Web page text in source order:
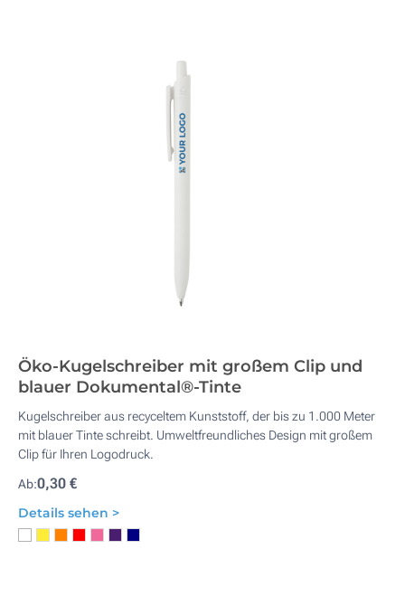
Öko-Kugelschreiber mit großem Clip und
blauer Dokumental®-Tinte
Kugelschreiber aus recyceltem Kunststoff, der bis zu 1.000 Meter
mit blauer Tinte schreibt. Umweltfreundliches Design mit großem
Clip für Ihren Logodruck.
Ab:0,30 €
Details sehen >